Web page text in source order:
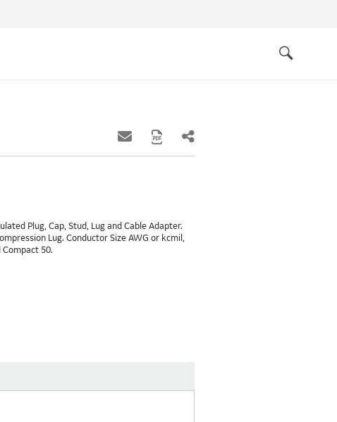
Plug, Cap, Stud, Lug and Cable Adapter.
Lug. Conductor Size AWG or kcmil,
50.